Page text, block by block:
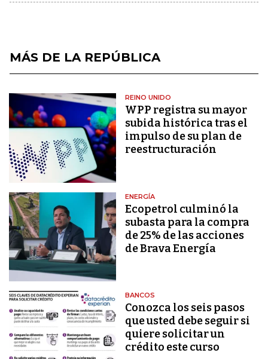
MÁS DE LA REPÚBLICA
REINO UNIDO
WPP registra su mayor
subida histórica tras el
impulso de su plan de
reestructuración
ENERGÍA
Ecopetrol culminó la
subasta para la compra
de 25% de las acciones
de Brava Energía
BANCOS
Conozca los seis pasos
que usted debe seguir si
quiere solicitar un
crédito este curso